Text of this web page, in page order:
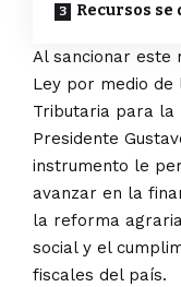
Recursos
Al sancionar este
Ley por medio
Tributaria para la
Presidente
instrumento le
avanzar en la
la reforma
social y el
fiscales del país.